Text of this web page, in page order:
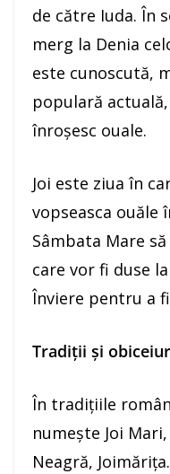
de către Iuda. În
merg la Denia
este cunoscută,
populară
înroşesc ouale.
Joi este ziua în
vopseasca ouăle
Sâmbata Mare
care vor fi duse
Înviere pentru a
Tradiţii şi
În tradiţiile
numeşte Joi
Neagră,